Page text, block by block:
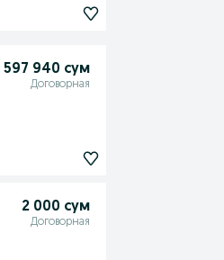
597 940 сум
Договорная
2 000 сум
Договорная